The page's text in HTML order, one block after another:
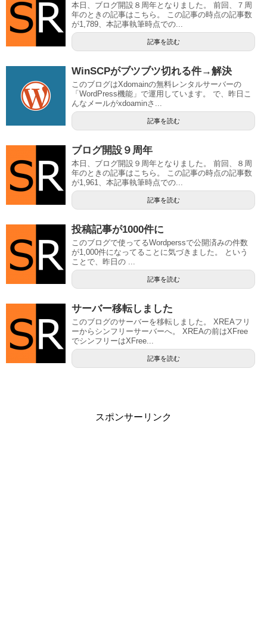
本日、ブログ開設８周年となりました。 前回、７周
年のときの記事はこちら。 この記事の時点の記事数
が1,789、本記事執筆時点での...
記事を読む
WinSCPがブツブツ切れる件→解決
このブログはXdomainの無料レンタルサーバーの
「WordPress機能」で運用しています。 で、昨日こ
んなメールがxdoaminさ...
記事を読む
ブログ開設９周年
本日、ブログ開設９周年となりました。 前回、８周
年のときの記事はこちら。 この記事の時点の記事数
が1,961、本記事執筆時点での...
記事を読む
投稿記事が1000件に
このブログで使ってるWordperssで公開済みの件数
が1,000件になってることに気づきました。 という
ことで、昨日の ...
記事を読む
サーバー移転しました
このブログのサーバーを移転しました。 XREAフリ
ーからシンフリーサーバーへ。 XREAの前はXFree
でシンフリーはXFree...
記事を読む
スポンサーリンク